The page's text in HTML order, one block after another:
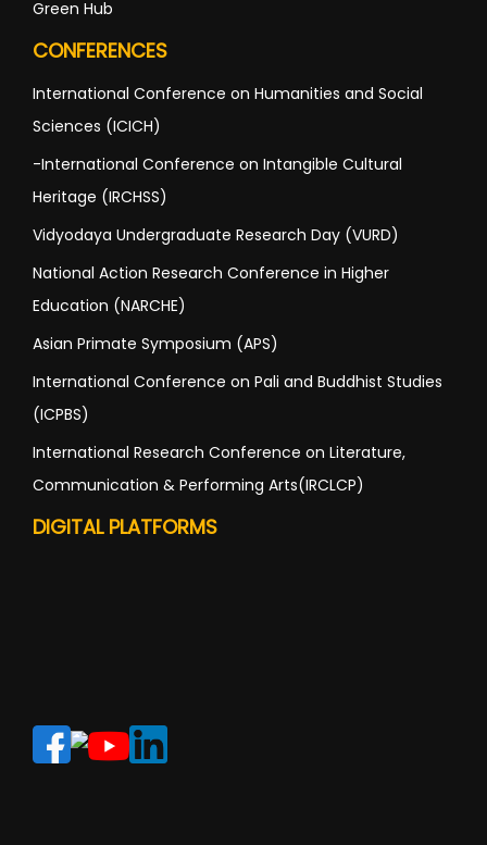
Green Hub
CONFERENCES
International Conference on Humanities and Social
Sciences (ICICH)
-International Conference on Intangible Cultural
Heritage (IRCHSS)
Vidyodaya Undergraduate Research Day (VURD)
National Action Research Conference in Higher
Education (NARCHE)
Asian Primate Symposium (APS)
International Conference on Pali and Buddhist Studies
(ICPBS)
International Research Conference on Literature,
Communication & Performing Arts(IRCLCP)
DIGITAL PLATFORMS